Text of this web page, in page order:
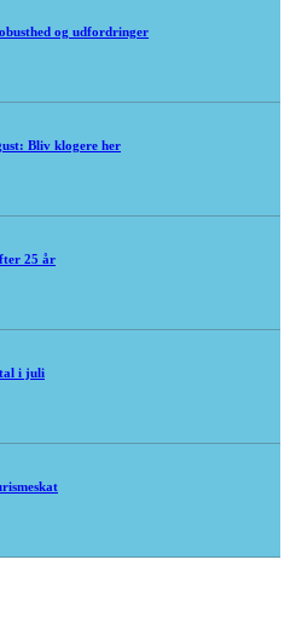
og udfordringer
Bliv klogere her
25 år
i juli